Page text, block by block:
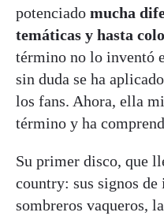
potenciado mucha
temáticas y hasta
término no lo inventó
sin duda se ha
los fans. Ahora, ella
término y ha
Su primer disco, que
country: sus signos de
sombreros vaqueros,